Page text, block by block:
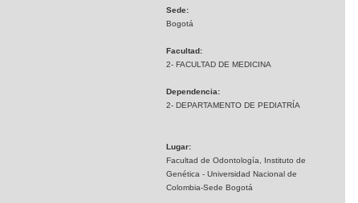
Sede:
Bogotá
Facultad:
2- FACULTAD DE MEDICINA
Dependencia:
2- DEPARTAMENTO DE PEDIATRÍA
Lugar:
Facultad de Odontología, Instituto de
Genética - Universidad Nacional de
Colombia-Sede Bogotá